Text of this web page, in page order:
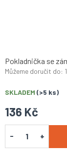
136 Kč
SKLADEM (>5 ks)
Můžeme doručit do:
Pokladnička se